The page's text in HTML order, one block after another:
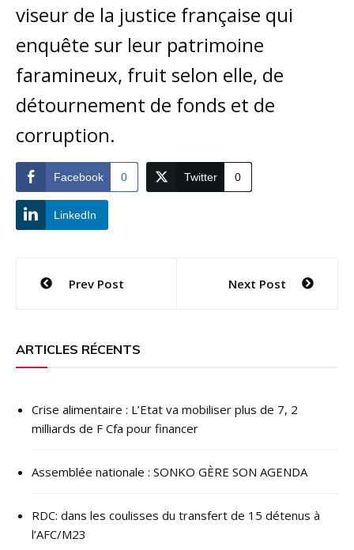
viseur de la justice française qui
enquête sur leur patrimoine
faramineux, fruit selon elle, de
détournement de fonds et de
corruption.
Facebook 0 Twitter 0
LinkedIn
Navigation
l’article
Prev Post Next Post
ARTICLES RÉCENTS
Crise alimentaire : L’Etat va mobiliser plus de 7, 2
milliards de F Cfa pour financer
Assemblée nationale : SONKO GÈRE SON AGENDA
RDC: dans les coulisses du transfert de 15 détenus à
l’AFC/M23